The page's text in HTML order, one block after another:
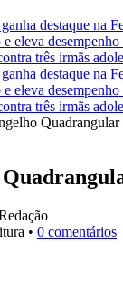
destaque na
eleva
três irmãs
destaque na
eleva
três irmãs
• 0 comentários